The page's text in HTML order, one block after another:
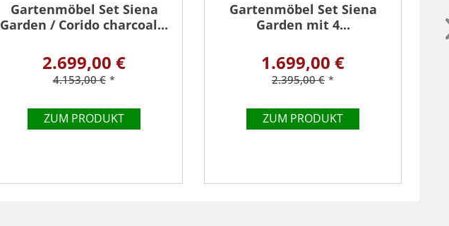
Gartenmöbel Set Siena
Garden / Corido charcoal...
2.699,00 €
4.153,00 € *
ZUM PRODUKT
Gartenmöbel Set Siena
Garden mit 4...
1.699,00 €
2.395,00 € *
ZUM PRODUKT